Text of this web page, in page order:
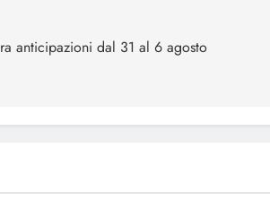
anticipazioni dal 31 al 6 agosto